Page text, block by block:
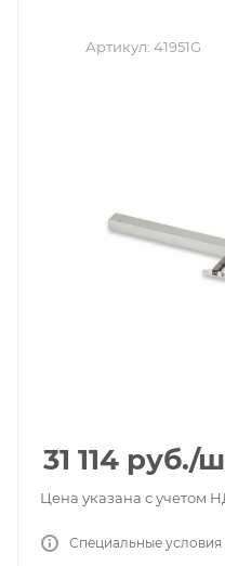
Артикул: 41951G
31 114 руб./
Цена указана с учетом
Специальные